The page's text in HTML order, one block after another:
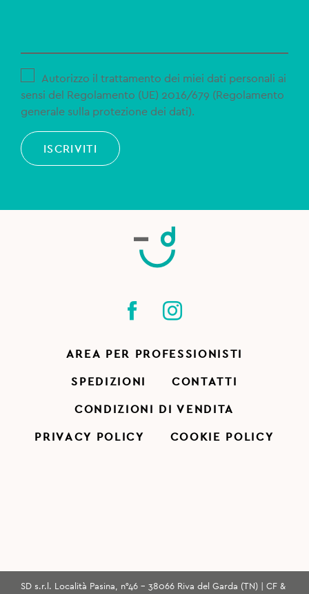
Autorizzo il trattamento dei miei dati personali ai
sensi del Regolamento (UE) 2016/679 (Regolamento
generale sulla protezione dei dati).
ISCRIVITI
AREA PER PROFESSIONISTI
SPEDIZIONI CONTATTI
CONDIZIONI DI VENDITA
PRIVACY POLICY COOKIE POLICY
SD s.r.l. Località Pasina, n°46 - 38066 Riva del Garda (TN) | CF &